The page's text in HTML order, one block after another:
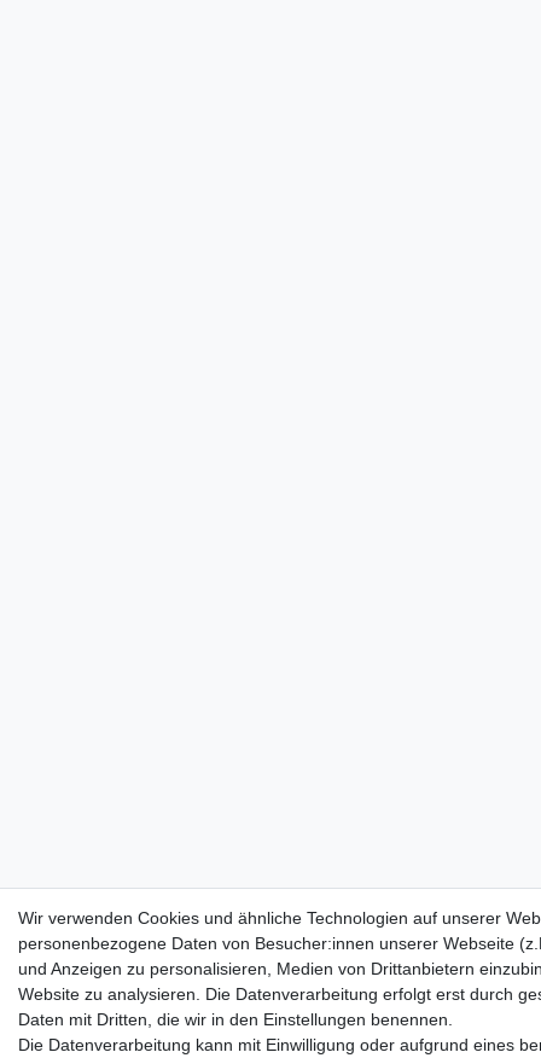
Wir verwenden Cookies und ähnliche Technologien auf unserer
personenbezogene Daten von Besucher:innen unserer Webseite
und Anzeigen zu personalisieren, Medien von Drittanbietern
Website zu analysieren. Die Datenverarbeitung erfolgt erst durch
Daten mit Dritten, die wir in den Einstellungen benennen.
Die Datenverarbeitung kann mit Einwilligung oder aufgrund eines